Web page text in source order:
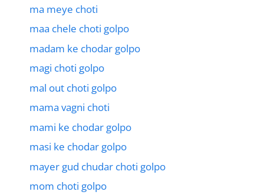
ma meye choti
maa chele choti golpo
madam ke chodar golpo
magi choti golpo
mal out choti golpo
mama vagni choti
mami ke chodar golpo
masi ke chodar golpo
mayer gud chudar choti golpo
mom choti golpo